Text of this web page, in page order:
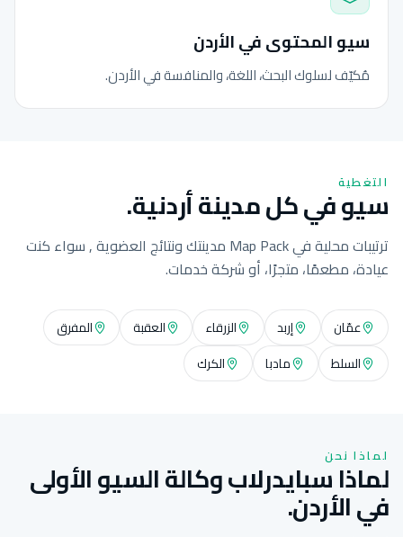
سيو المحتوى في الأردن
مُكيّف لسلوك البحث، اللغة، والمنافسة في الأردن.
التغطية
سيو في كل مدينة أردنية.
ترتيبات محلية في Map Pack مدينتك ونتائج العضوية , سواء كنت
عيادة، مطعمًا، متجرًا، أو شركة خدمات.
عمّان إربد الزرقاء العقبة
المفرق
السلط
مادبا الكرك
لماذا نحن
لماذا سبايدرلاب وكالة السيو الأولى
في الأردن.